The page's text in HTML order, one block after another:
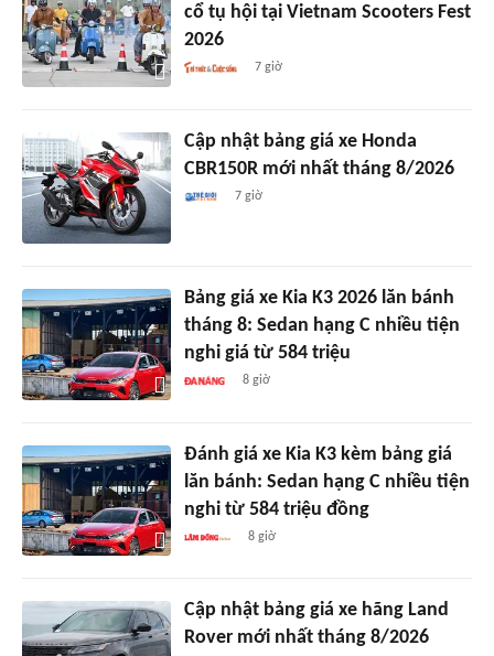
cổ tụ hội tại Vietnam Scooters Fest
2026
7 giờ
Cập nhật bảng giá xe Honda
CBR150R mới nhất tháng 8/2026
7 giờ
Bảng giá xe Kia K3 2026 lăn bánh
tháng 8: Sedan hạng C nhiều tiện
nghi giá từ 584 triệu
8 giờ
Đánh giá xe Kia K3 kèm bảng giá
lăn bánh: Sedan hạng C nhiều tiện
nghi từ 584 triệu đồng
8 giờ
Cập nhật bảng giá xe hãng Land
Rover mới nhất tháng 8/2026